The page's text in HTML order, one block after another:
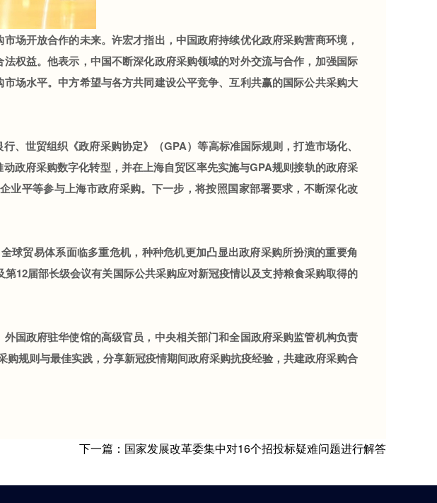
开放合作的未来。许宏才指出，中国政府持续优化政府采购营商环境，
权益。他表示，中国不断深化政府采购领域的对外交流与合作，加强国际
场水平。中方希望与各方共同建设公平竞争、互利共赢的国际公共采购大
世贸组织《政府采购协定》（GPA）等高标准国际规则，打造市场化、
政府采购数字化转型，并在上海自贸区率先实施与GPA规则接轨的政府采
平等参与上海市政府采购。下一步，将按照国家部署要求，不断深化改
贸易体系面临多重危机，种种危机更加凸显出政府采购所扮演的重要角
12届部长级会议有关国际公共采购应对新冠疫情以及支持粮食采购取得的
政府驻华使馆的高级官员，中央相关部门和全国政府采购监管机构负责
规则与最佳实践，分享新冠疫情期间政府采购抗疫经验，共建政府采购合
下一篇：国家发展改革委集中对16个招投标疑难问题进行解答